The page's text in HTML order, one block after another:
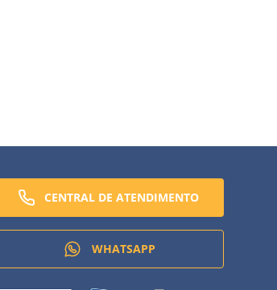
CENTRAL DE ATENDIMENTO
WHATSAPP